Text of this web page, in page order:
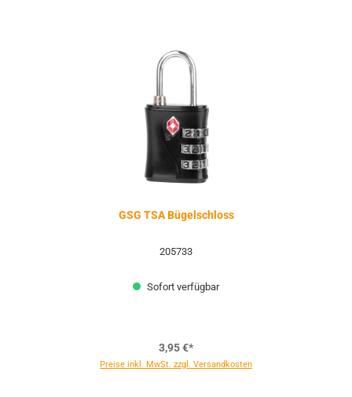
GSG TSA Bügelschloss
205733
Sofort verfügbar
3,95 €*
Preise inkl. MwSt. zzgl. Versandkosten